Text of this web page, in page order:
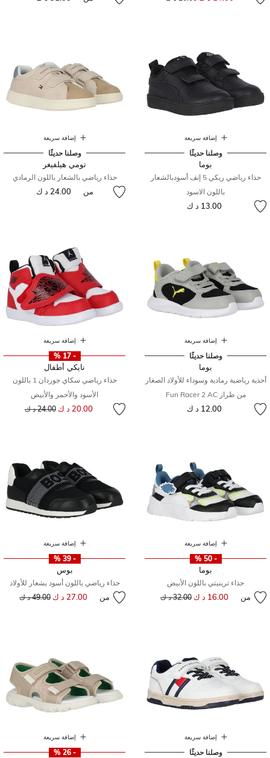
إضافة سريعة
وصلنا حديثًا
بوما
حذاء رياضي ريكي 5 إنف أسودبالشعار
باللون الاسود
13.00 د ك
إضافة سريعة
وصلنا حديثًا
تومي هيلفيغر
حذاء رياضي بالشعار باللون الرمادي
من 24.00 د ك
إضافة سريعة
وصلنا حديثًا
بوما
أحذية رياضية رمادية وسوداء للأولاد الصغار
من طراز Fun Racer 2 AC
12.00 د ك
إضافة سريعة
- 17 %
نايكي أطفال
حذاء رياضي سكاي جوردان 1 باللون
الأسود والأحمر والأبيض
20.00 د ك سعر مخفض من
24.00 د ك إلى
إضافة سريعة
- 50 %
بوما
حذاء ترينيتي باللون الأبيض
من 16.00 د ك سعر مخفض من
32.00 د ك
إضافة سريعة
- 39 %
بوس
حذاء رياضي باللون أسود بشعار للأولاد
من 27.00 د ك سعر مخفض من
49.00 د ك إلى
إضافة سريعة
وصلنا حديثًا
إضافة سريعة
- 26 %